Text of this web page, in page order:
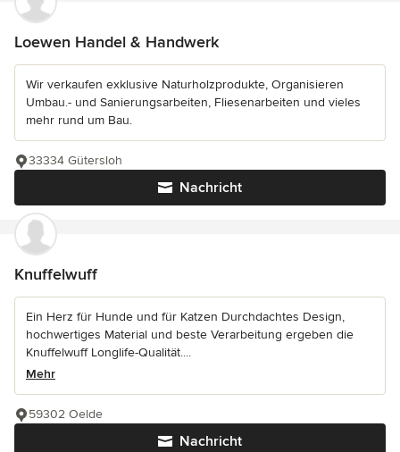
Loewen Handel & Handwerk
Wir verkaufen exklusive Naturholzprodukte, Organisieren
Umbau.- und Sanierungsarbeiten, Fliesenarbeiten und vieles
mehr rund um Bau.
Nachricht
33334 Gütersloh
Knuffelwuff
Ein Herz für Hunde und für Katzen Durchdachtes Design,
hochwertiges Material und beste Verarbeitung ergeben die
Knuffelwuff Longlife-Qualität....
Mehr
Nachricht
59302 Oelde